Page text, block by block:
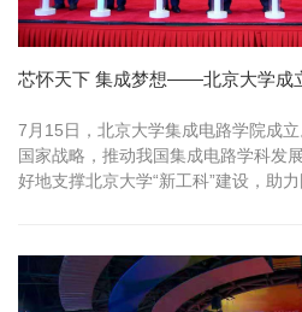
芯怀天下 集成梦想——北京大学成
7月15日，北京大学集成电路学院成
国家战略，推动我国集成电路学科发
好地支撑北京大学“新工科”建设，助